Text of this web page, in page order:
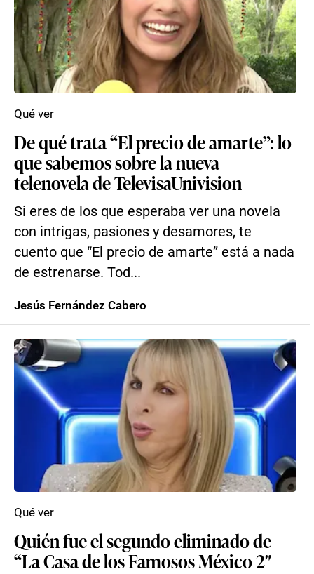
De qué trata “El precio de amarte”: lo
que sabemos sobre la nueva
telenovela de TelevisaUnivision
Si eres de los que esperaba ver una novela
con intrigas, pasiones y desamores, te
cuento que “El precio de amarte” está a nada
de estrenarse. Tod...
Qué ver
Jesús Fernández Cabero
Quién fue el segundo eliminado de
“La Casa de los Famosos México 2″
Qué ver